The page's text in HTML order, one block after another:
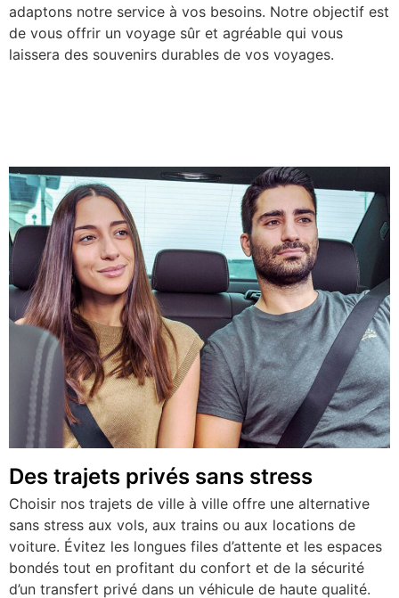
adaptons notre service à vos besoins. Notre objectif est
de vous offrir un voyage sûr et agréable qui vous
laissera des souvenirs durables de vos voyages.
Des trajets privés sans stress
Choisir nos trajets de ville à ville offre une alternative
sans stress aux vols, aux trains ou aux locations de
voiture. Évitez les longues files d’attente et les espaces
bondés tout en profitant du confort et de la sécurité
d’un transfert privé dans un véhicule de haute qualité.